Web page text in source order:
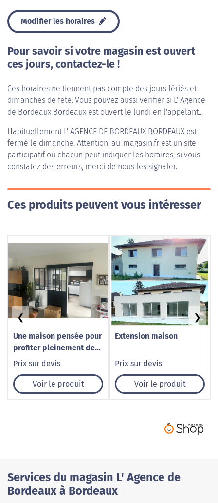
Modifier les horaires
Pour savoir si votre magasin est ouvert
ces jours, contactez-le !
Ces horaires ne tiennent pas compte des jours fériés et
dimanches de fête. Vous pouvez aussi vérifier si L' Agence
de Bordeaux Bordeaux est ouvert le lundi en l'appelant...
Habituellement L' AGENCE DE BORDEAUX BORDEAUX est
fermé le dimanche. Attention, au-magasin.fr est un site
participatif où chacun peut indiquer les horaires, si vous
constatez des erreurs, merci de nous les signaler.
Ces produits peuvent vous intéresser
Une maison pensée pour
profiter pleinement de
ses espaces de vie
Prix sur devis
Voir le produit
Extension maison
Prix sur devis
Voir le produit
❮ ❯
Services du magasin L' Agence de
Bordeaux à Bordeaux